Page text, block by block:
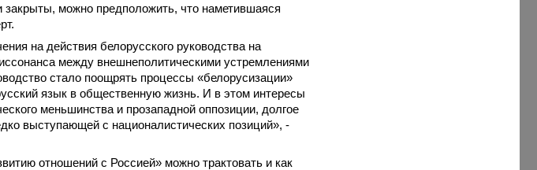
можно предположить, что наметившаяся
на действия белорусского руководства на
между внешнеполитическими устремлениями
стало поощрять процессы «белорусизации»
язык в общественную жизнь. И в этом интересы
меньшинства и прозападной оппозиции, долгое
выступающей с националистических позиций», -
отношений с Россией» можно трактовать и как